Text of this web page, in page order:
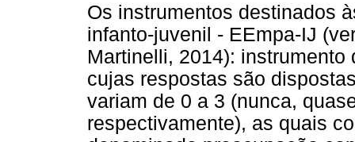
Os instrumentos destinados
infanto-juvenil - EEmpa-IJ
Martinelli, 2014):
cujas respostas são
variam de 0 a 3 (nunca,
respectivamente), as quais